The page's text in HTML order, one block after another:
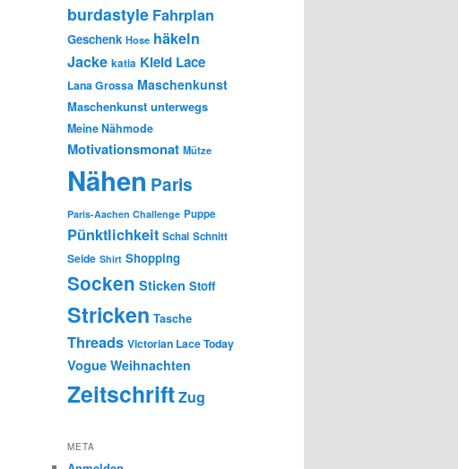
burdastyle Fahrplan
Geschenk Hose häkeln
Jacke katia Kleid Lace
Lana Grossa Maschenkunst
Maschenkunst unterwegs
Meine Nähmode
Motivationsmonat Mütze
Nähen Paris
Paris-Aachen Challenge Puppe
Pünktlichkeit Schal Schnitt
Seide Shirt Shopping
Socken Sticken Stoff
Stricken Tasche
Threads Victorian Lace Today
Vogue Weihnachten
ZeitschriftZug
META